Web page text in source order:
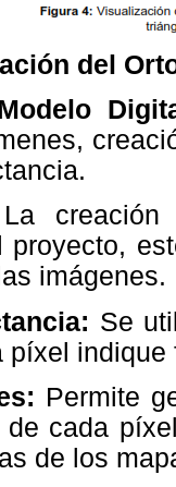
del
La
proyecto,
imágenes.
Se
píxel
Permite
cada
de los